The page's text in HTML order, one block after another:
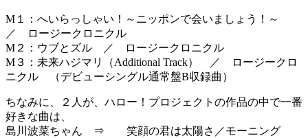
M１：へいらっしゃい！～ニッポンで会いましょう！～
／ ロージークロニクル
M２：ウブとズル ／ ロージークロニクル
M３：未来ハジマリ（Additional Track） ／ ロージークロ
ニクル （デビューシングル通常盤B収録曲）
ちなみに、２人が、ハロー！プロジェクトの作品の中で一番
好きな曲は、
島川波菜ちゃん ⇒ 笑顔の君は太陽さ／モーニング